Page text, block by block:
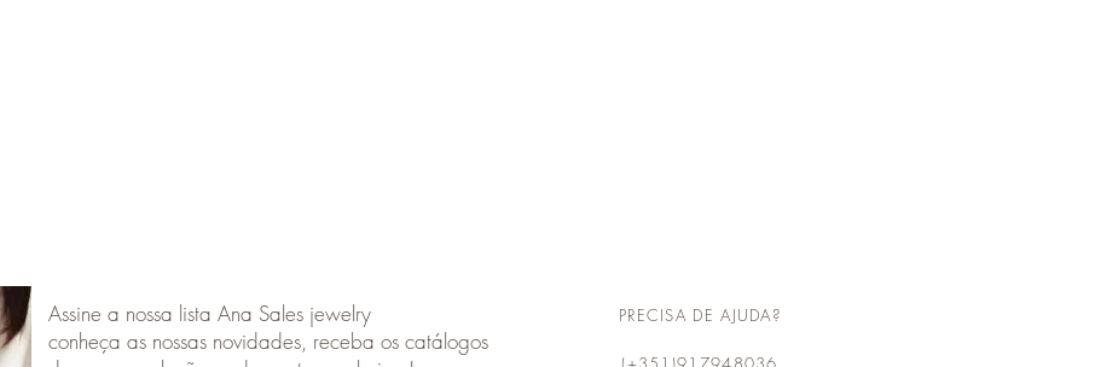
Assine a nossa lista Ana Sales jewelry
conheça as nossas novidades, receba os catálogos
PRECISA DE AJUDA?